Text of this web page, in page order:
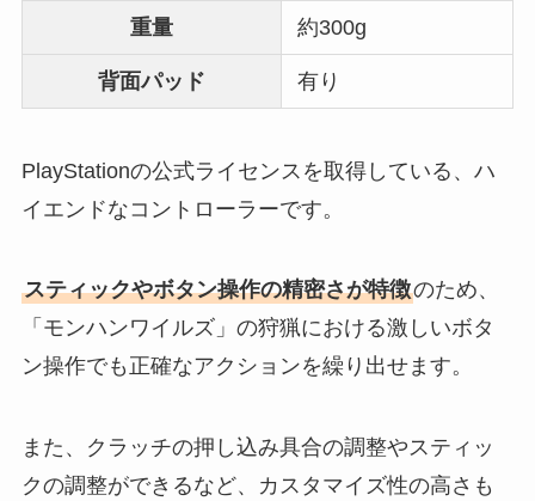
重量 約300g
背面パッド 有り
PlayStationの公式ライセンスを取得している、ハ
イエンドなコントローラーです。
スティックやボタン操作の精密さが特徴のため、
「モンハンワイルズ」の狩猟における激しいボタ
ン操作でも正確なアクションを繰り出せます。
また、クラッチの押し込み具合の調整やスティッ
クの調整ができるなど、カスタマイズ性の高さも